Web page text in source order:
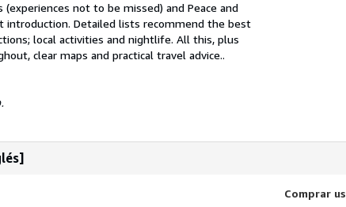
not to be missed) and Peace and
Detailed lists recommend the best
local activities and nightlife. All this, plus
clear maps and practical travel advice..
Comprar